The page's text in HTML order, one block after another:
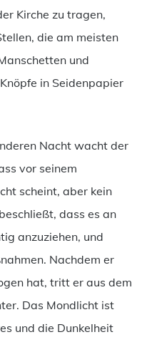
Kirche zu tragen,
die am meisten
und
in Seidenpapier
Nacht wacht der
vor seinem
scheint, aber kein
dass es an
anzuziehen, und
Nachdem er
hat, tritt er aus dem
Das Mondlicht ist
und die Dunkelheit